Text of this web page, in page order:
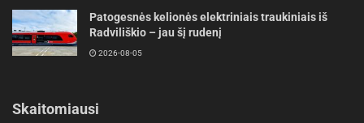
Patogesnės kelionės elektriniais traukiniais iš
Radviliškio – jau šį rudenį
2026-08-05
Skaitomiausi